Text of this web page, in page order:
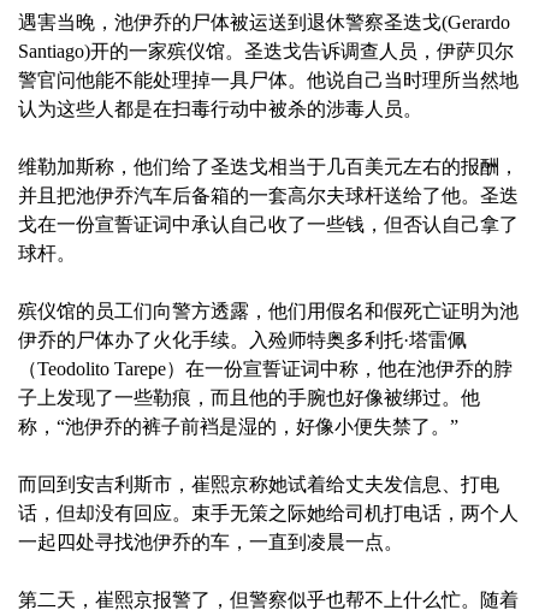
遇害当晚，池伊乔的尸体被运送到退休警察圣迭戈(Gerardo
Santiago)开的一家殡仪馆。圣迭戈告诉调查人员，伊萨贝尔
警官问他能不能处理掉一具尸体。他说自己当时理所当然地
认为这些人都是在扫毒行动中被杀的涉毒人员。
维勒加斯称，他们给了圣迭戈相当于几百美元左右的报酬，
并且把池伊乔汽车后备箱的一套高尔夫球杆送给了他。圣迭
戈在一份宣誓证词中承认自己收了一些钱，但否认自己拿了
球杆。
殡仪馆的员工们向警方透露，他们用假名和假死亡证明为池
伊乔的尸体办了火化手续。入殓师特奥多利托·塔雷佩
（Teodolito Tarepe）在一份宣誓证词中称，他在池伊乔的脖
子上发现了一些勒痕，而且他的手腕也好像被绑过。他
称，“池伊乔的裤子前裆是湿的，好像小便失禁了。”
而回到安吉利斯市，崔熙京称她试着给丈夫发信息、打电
话，但却没有回应。束手无策之际她给司机打电话，两个人
一起四处寻找池伊乔的车，一直到凌晨一点。
第二天，崔熙京报警了，但警察似乎也帮不上什么忙。随着